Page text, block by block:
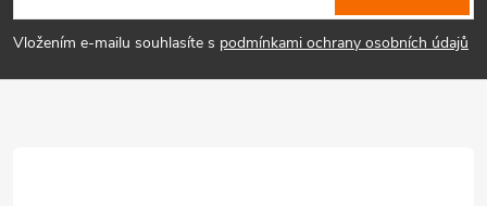
p
a
Vložením e-mailu souhlasíte s podmínkami ochrany osobních údajů